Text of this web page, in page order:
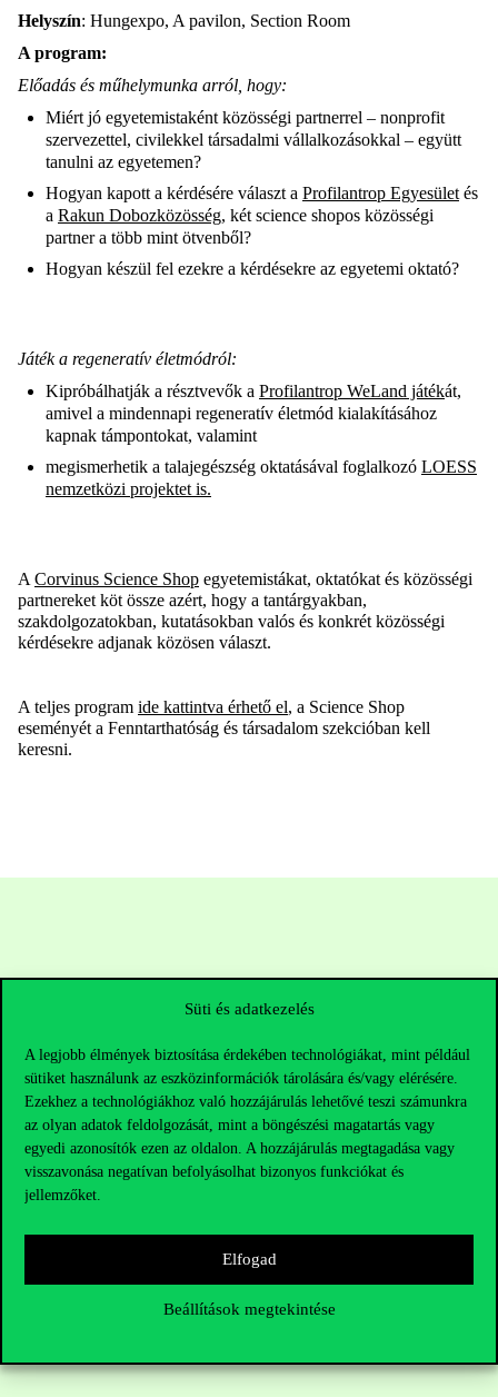
Süti és adatkezelés
A legjobb élmények biztosítása érdekében technológiákat, mint például
sütiket használunk az eszközinformációk tárolására és/vagy elérésére.
Ezekhez a technológiákhoz való hozzájárulás lehetővé teszi számunkra
az olyan adatok feldolgozását, mint a böngészési magatartás vagy
egyedi azonosítók ezen az oldalon. A hozzájárulás megtagadása vagy
visszavonása negatívan befolyásolhat bizonyos funkciókat és
jellemzőket.
Elfogad
Beállítások megtekintése
Helyszín: Hungexpo, A pavilon, Section Room
A program:
Előadás és műhelymunka arról, hogy:
Miért jó egyetemistaként közösségi partnerrel – nonprofit
szervezettel, civilekkel társadalmi vállalkozásokkal – együtt
tanulni az egyetemen?
Hogyan kapott a kérdésére választ a Profilantrop Egyesület és
a Rakun Dobozközösség, két science shopos közösségi
partner a több mint ötvenből?
Hogyan készül fel ezekre a kérdésekre az egyetemi oktató?
Játék a regeneratív életmódról:
Kipróbálhatják a résztvevők a Profilantrop WeLand játékát,
amivel a mindennapi regeneratív életmód kialakításához
kapnak támpontokat, valamint
megismerhetik a talajegészség oktatásával foglalkozó LOESS
nemzetközi projektet is.
A Corvinus Science Shop egyetemistákat, oktatókat és közösségi
partnereket köt össze azért, hogy a tantárgyakban,
szakdolgozatokban, kutatásokban valós és konkrét közösségi
kérdésekre adjanak közösen választ.
A teljes program ide kattintva érhető el, a Science Shop
eseményét a Fenntarthatóság és társadalom szekcióban kell
keresni.
Elérhetőségek
Telefonszám:
Oktatói elérhetőségek